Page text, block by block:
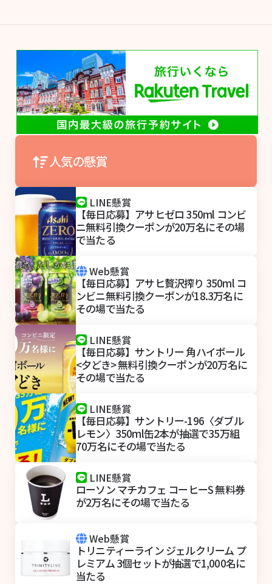
人気の懸賞
LINE懸賞
【毎日応募】アサヒゼロ 350ml コンビ
ニ無料引換クーポンが20万名にその場
で当たる
Web懸賞
【毎日応募】アサヒ贅沢搾り 350ml コ
ンビニ無料引換クーポンが18.3万名に
その場で当たる
LINE懸賞
【毎日応募】サントリー 角ハイボール
<夕どき> 無料引換クーポンが20万名に
その場で当たる
LINE懸賞
【毎日応募】サントリー-196〈ダブル
レモン〉350ml缶2本が抽選で35万組
70万名にその場で当たる
LINE懸賞
ローソン マチカフェ コーヒーS 無料券
が2万名にその場で当たる
Web懸賞
トリニティーライン ジェルクリーム プ
レミアム 3個セットが抽選で1,000名に
当たる